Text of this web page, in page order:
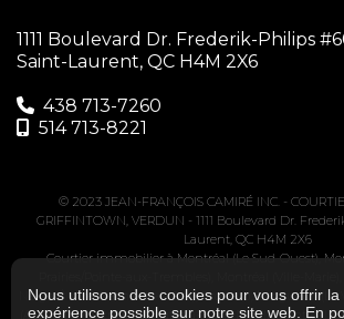
1111 Boulevard Dr. Frederik-Philips
Saint-Laurent, QC H4M 2X6
438 713-7260‬
514 713-8221
© 2023 JEAN-FRANÇOIS CAMIRÉ INC. -
GRIFFINTOWN, VERDUN - 1111 Boulevard Dr.
Laurent, QC H4M 2X6
Courtier immobilier àMontréal (Le Sud-Ouest),
Neiges/Notre-Dame-de-Grâce),Brossard ,Longueuil (Le
(Auteuil),Montréal (Le Plateau-Mont-Royal),Montréal
Nous utilisons des cookies pour vous offrir
expérience possible sur notre site web. En